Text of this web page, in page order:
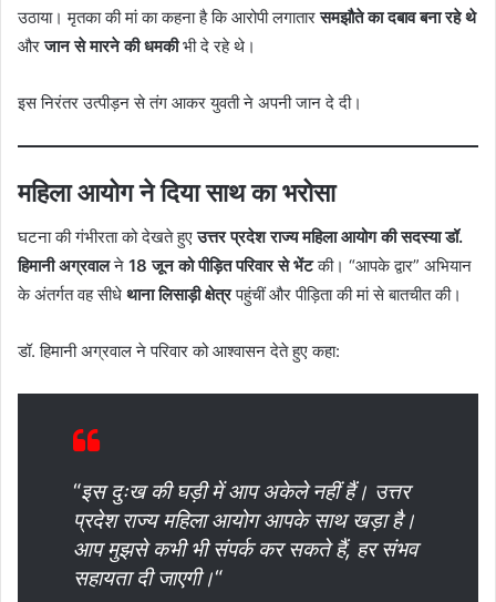
उठाया। मृतका की मां का कहना है कि आरोपी लगातारसमझौते का दबाव बना रहे थे
औरजान से मारने की धमकीभी दे रहे थे।
इस निरंतर उत्पीड़न से तंग आकर युवती ने अपनी जान दे दी।
महिला आयोग ने दिया साथ का भरोसा
घटना की गंभीरता को देखते हुएउत्तर प्रदेश राज्य महिला आयोग की सदस्या डॉ.
हिमानी अग्रवालने 18 जून को पीड़ित परिवार से भेंटकी। “आपके द्वार” अभियान
के अंतर्गत वह सीधे थाना लिसाड़ी क्षेत्रपहुंचीं और पीड़िता की मां से बातचीत की।
डॉ. हिमानी अग्रवाल ने परिवार को आश्वासन देते हुए कहा:
“इस दुःख की घड़ी में आप अकेले नहीं हैं। उत्तर
प्रदेश राज्य महिला आयोग आपके साथ खड़ा है।
आप मुझसे कभी भी संपर्क कर सकते हैं, हर संभव
सहायता दी जाएगी।“